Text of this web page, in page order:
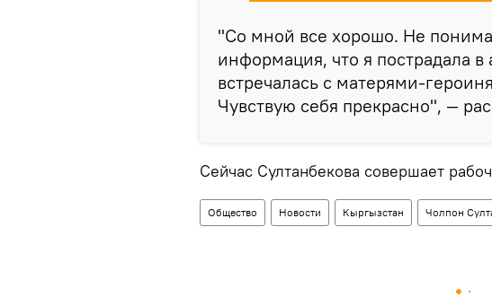
"Со мной все хорошо. Не
информация, что я пострадала
встречалась с матерями-
Чувствую себя прекрасно", —
Сейчас Султанбекова совершает
Общество Новости Кыргызстан Чолпон